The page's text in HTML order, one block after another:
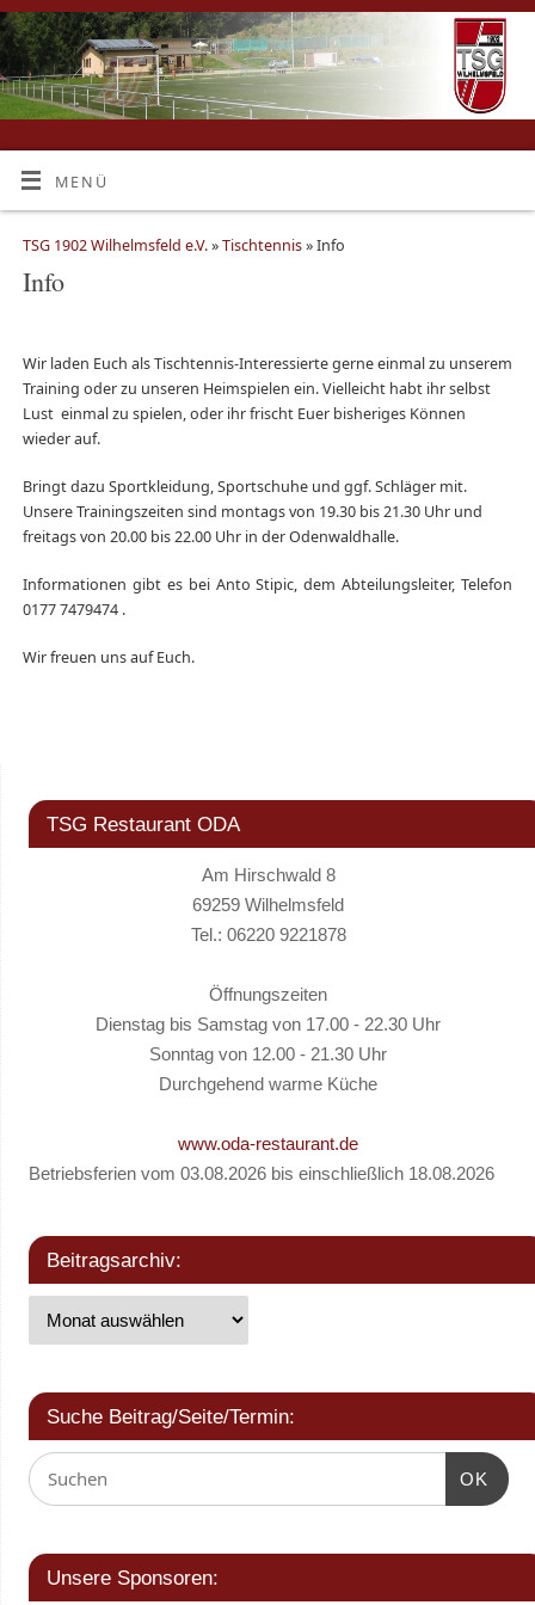
MENÜ
TSG 1902 Wilhelmsfeld e.V.»Tischtennis» Info
Info
Wir laden Euch als Tischtennis-Interessierte gerne einmal zu unserem
Training oder zu unseren Heimspielen ein. Vielleicht habt ihr selbst
Lust einmal zu spielen, oder ihr frischt Euer bisheriges Können
wieder auf.
Bringt dazu Sportkleidung, Sportschuhe und ggf. Schläger mit.
Unsere Trainingszeiten sind montags von 19.30 bis 21.30 Uhr und
freitags von 20.00 bis 22.00 Uhr in der Odenwaldhalle.
Informationen gibt es bei Anto Stipic, dem Abteilungsleiter, Telefon
0177 7479474 .
Wir freuen uns auf Euch.
TSG Restaurant ODA
Am Hirschwald 8
69259 Wilhelmsfeld
Tel.: 06220 9221878
Öffnungszeiten
Dienstag bis Samstag von 17.00 - 22.30 Uhr
Sonntag von 12.00 - 21.30 Uhr
Durchgehend warme Küche
www.oda-restaurant.de
Betriebsferien vom 03.08.2026 bis einschließlich 18.08.2026
Beitragsarchiv:
Suche Beitrag/Seite/Termin:
OK
Unsere Sponsoren: